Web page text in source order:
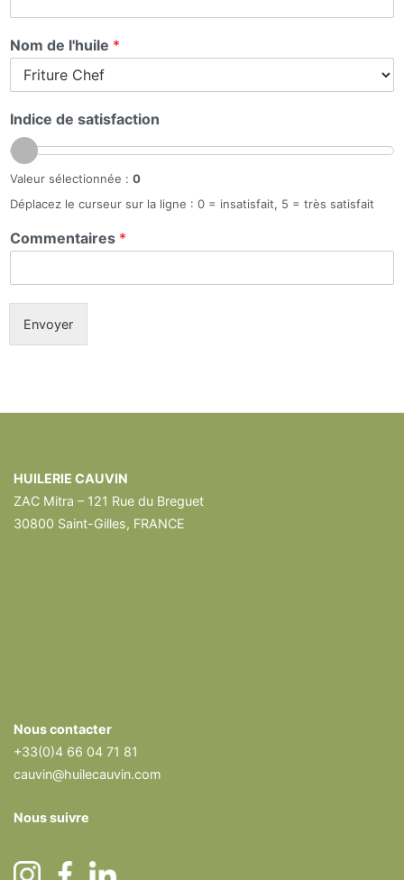
Nom de l'huile *
Indice de satisfaction
Valeur sélectionnée : 0
Déplacez le curseur sur la ligne : 0 = insatisfait, 5 = très satisfait
Commentaires *
Envoyer
HUILERIE CAUVIN
ZAC Mitra – 121 Rue du Breguet
30800 Saint-Gilles, FRANCE
Nous contacter
+33(0)4 66 04 71 81
cauvin@huilecauvin.com
Nous suivre